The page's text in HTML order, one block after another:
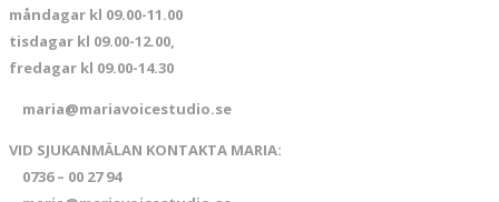
måndagar kl 09.00-11.00
tisdagar kl 09.00-12.00,
fredagar kl 09.00-14.30
maria@mariavoicestudio.se
VID SJUKANMÄLAN KONTAKTA MARIA:
0736 – 00 27 94